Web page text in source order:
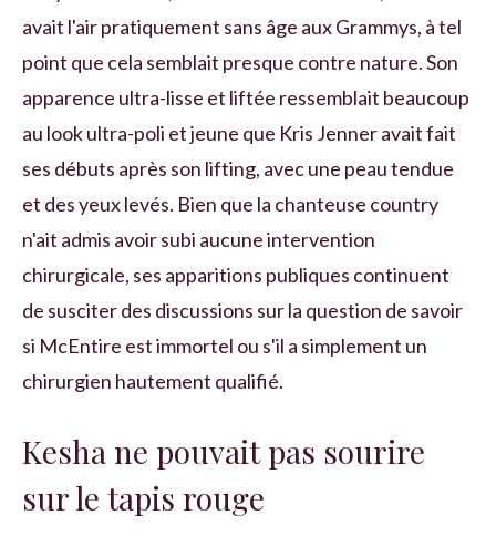
avait l'air pratiquement sans âge aux Grammys, à tel
point que cela semblait presque contre nature. Son
apparence ultra-lisse et liftée ressemblait beaucoup
au look ultra-poli et jeune que Kris Jenner avait fait
ses débuts après son lifting, avec une peau tendue
et des yeux levés. Bien que la chanteuse country
n'ait admis avoir subi aucune intervention
chirurgicale, ses apparitions publiques continuent
de susciter des discussions sur la question de savoir
si McEntire est immortel ou s'il a simplement un
chirurgien hautement qualifié.
Kesha ne pouvait pas sourire
sur le tapis rouge